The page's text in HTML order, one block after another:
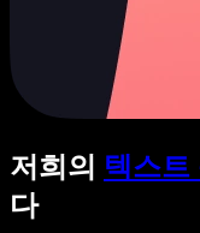
저희의 텍스트
다